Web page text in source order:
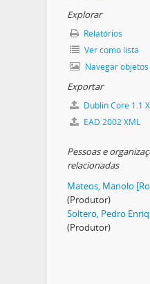
Explorar
Relatórios
Ver como lista
Navegar
Exportar
Dublin Core 1.1
EAD 2002 XML
Pessoas e
relacionadas
Mateos, Manolo
(Produtor)
Soltero, Pedro
(Produtor)